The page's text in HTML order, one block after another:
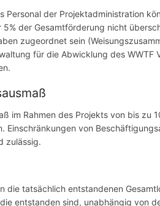
Personal der Projektadministration
der Gesamtförderung nicht
zugeordnet sein
für die Abwicklung des
im Rahmen des Projekts von bis
Einschränkungen von
zulässig.
die tatsächlich entstandenen
entstanden sind, unabhängig von